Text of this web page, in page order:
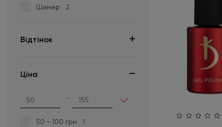
Шимер 2
Відтінок
02
04 1
Ціна
-
50 - 100 грн 1